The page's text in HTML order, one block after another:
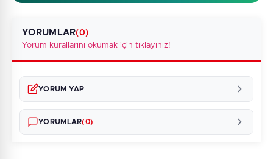
YORUMLAR(0)
Yorum kurallarını okumak için tıklayınız!
YORUM YAP
YORUMLAR(0)